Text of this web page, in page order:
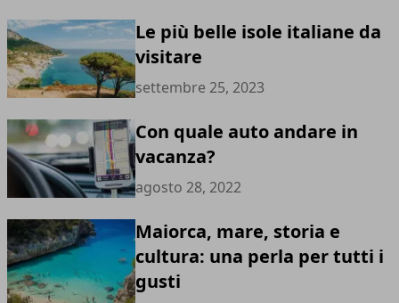
Le più belle isole italiane da
visitare
settembre 25, 2023
Con quale auto andare in
vacanza?
agosto 28, 2022
Maiorca, mare, storia e
cultura: una perla per tutti i
gusti